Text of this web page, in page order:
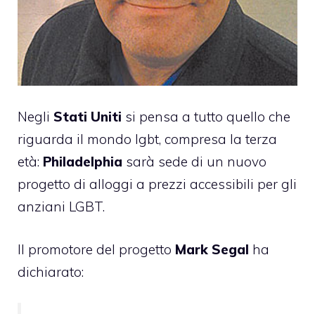
Negli Stati Uniti si pensa a tutto quello che
riguarda il mondo lgbt, compresa la terza
età: Philadelphia sarà sede di un nuovo
progetto di alloggi a prezzi accessibili per gli
anziani LGBT.
Il promotore del progetto Mark Segal ha
dichiarato: